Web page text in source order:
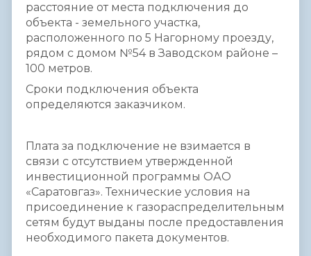
расстояние от места подключения до
объекта - земельного участка,
расположенного по 5 Нагорному проезду,
рядом с домом №54 в Заводском районе –
100 метров.
Сроки подключения объекта
определяются заказчиком.
Плата за подключение не взимается в
связи с отсутствием утвержденной
инвестиционной программы ОАО
«Саратовгаз». Технические условия на
присоединение к газораспределительным
сетям будут выданы после предоставления
необходимого пакета документов.